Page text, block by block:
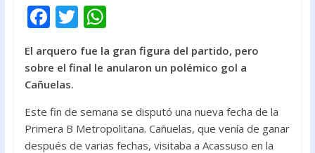
F
e
b
o
o
T
w
itt
W
at
A
p
El arquero fue la gran figura del partido, pero
sobre el final le anularon un polémico gol a
Cañuelas.
Este fin de semana se disputó una nueva fecha de la
Primera B Metropolitana. Cañuelas, que venía de ganar
después de varias fechas, visitaba a Acassuso en la